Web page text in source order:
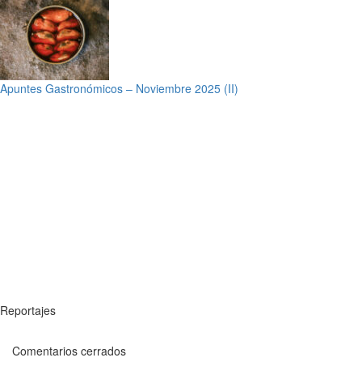
Apuntes Gastronómicos – Noviembre 2025 (II)
Reportajes
Comentarios cerrados